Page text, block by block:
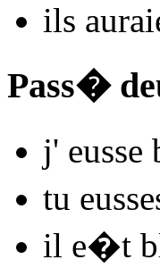
ils
Pass�
j' eusse
tu
il e�t